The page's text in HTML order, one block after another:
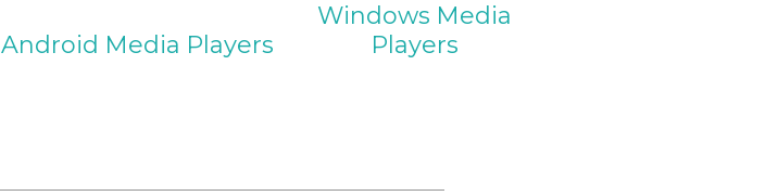
Android Media Players
Windows Media
Players